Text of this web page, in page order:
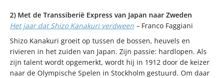
2) Met de Transsiberië Express van Japan naar Zweden
Het jaar dat Shizo Kanakuri verdween – Franco Faggiani
Shizo Kanakuri groeit op tussen de bossen, heuvels en
rivieren in het zuiden van Japan. Zijn passie: hardlopen. Als
zijn talent wordt opgemerkt, wordt hij in 1912 door de keizer
naar de Olympische Spelen in Stockholm gestuurd. Om daar